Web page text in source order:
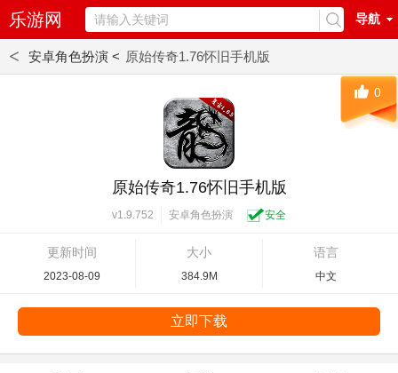
乐游网 导航
< 安卓角色扮演 < 原始传奇1.76怀旧手机版
原始传奇1.76怀旧手机版
v1.9.752 安卓角色扮演 安全
更新时间
2023-08-09
大小
384.9M
语言
中文
0
立即下载